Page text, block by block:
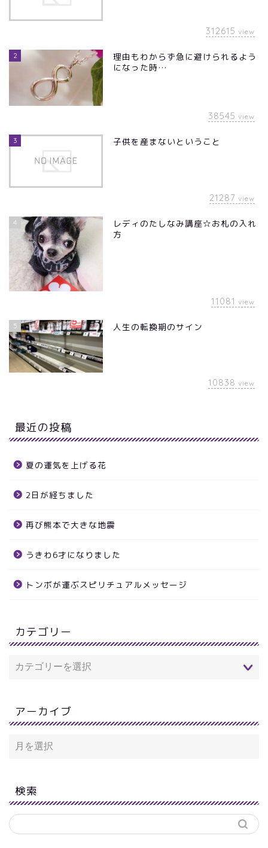
312615 view
2
理由もわからず急に避けられるよう
になった時…
38545 view
3 子供を産まないということ
21287 view
4
レディのたしなみ講座☆お札の入れ
方
11081 view
5 人生の転換期のサイン
10838 view
最近の投稿
夏の運気を上げる花
2日が経ちました
再び熊本で大きな地震
うきわ6才になりました
トンボが運ぶスピリチュアルメッセージ
カテゴリー
アーカイブ
検索